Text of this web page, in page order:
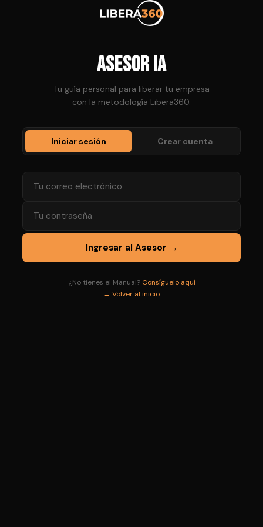
Asesor IA
Tu guía personal para liberar tu empresa
con la metodología Libera360.
Iniciar sesión Crear cuenta
Ingresar al Asesor →
¿No tienes el Manual? Consíguelo aquí
← Volver al inicio